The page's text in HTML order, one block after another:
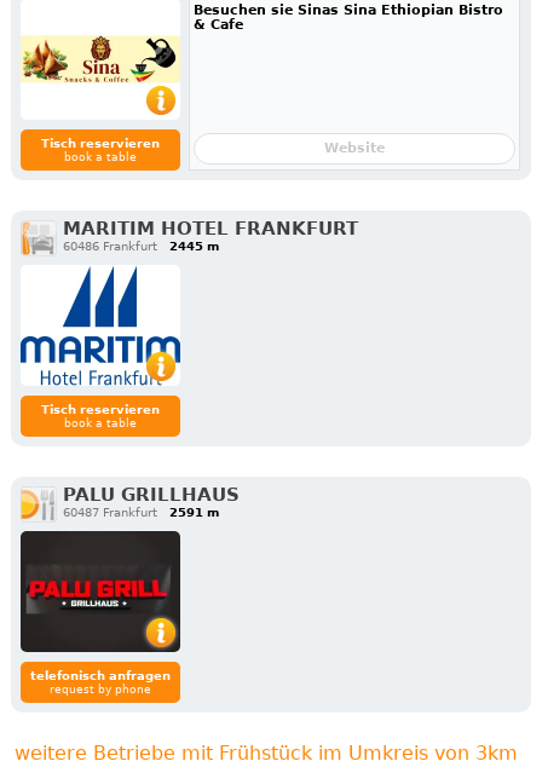
Tisch reservieren
book a table
Besuchen sie Sinas Sina Ethiopian Bistro
& Cafe
Website
MARITIM HOTEL FRANKFURT
60486 Frankfurt 2445 m
Tisch reservieren
book a table
PALU GRILLHAUS
60487 Frankfurt 2591 m
telefonisch anfragen
request by phone
weitere Betriebe mit Frühstück im Umkreis von 3km